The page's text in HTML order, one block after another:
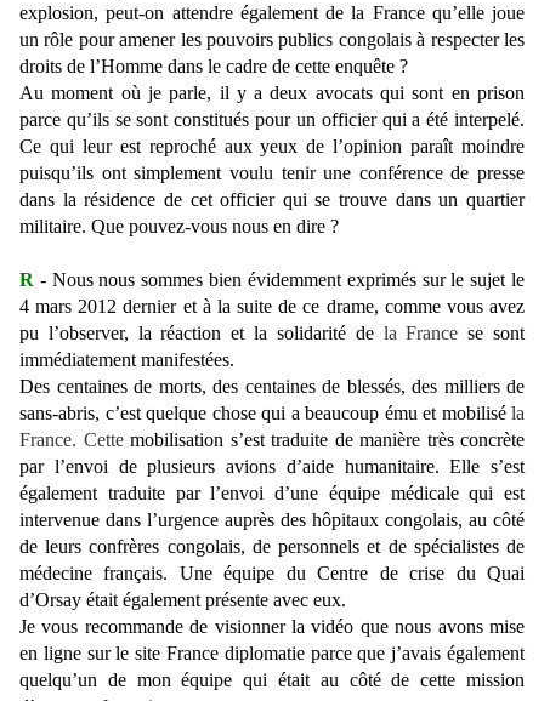
explosion, peut-on attendre également de la France qu’elle joue
un rôle pour amener les pouvoirs publics congolais à respecter les
droits de l’Homme dans le cadre de cette enquête ?
Au moment où je parle, il y a deux avocats qui sont en prison
parce qu’ils se sont constitués pour un officier qui a été interpelé.
Ce qui leur est reproché aux yeux de l’opinion paraît moindre
puisqu’ils ont simplement voulu tenir une conférence de presse
dans la résidence de cet officier qui se trouve dans un quartier
militaire. Que pouvez-vous nous en dire ?
R - Nous nous sommes bien évidemment exprimés sur le sujet le
4 mars 2012 dernier et à la suite de ce drame, comme vous avez
pu l’observer, la réaction et la solidarité dela Francese sont
immédiatement manifestées.
Des centaines de morts, des centaines de blessés, des milliers de
sans-abris, c’est quelque chose qui a beaucoup ému et mobiliséla
France. Cette mobilisation s’est traduite de manière très concrète
par l’envoi de plusieurs avions d’aide humanitaire. Elle s’est
également traduite par l’envoi d’une équipe médicale qui est
intervenue dans l’urgence auprès des hôpitaux congolais, au côté
de leurs confrères congolais, de personnels et de spécialistes de
médecine français. Une équipe du Centre de crise du Quai
d’Orsay était également présente avec eux.
Je vous recommande de visionner la vidéo que nous avons mise
en ligne sur le site France diplomatie parce que j’avais également
quelqu’un de mon équipe qui était au côté de cette mission